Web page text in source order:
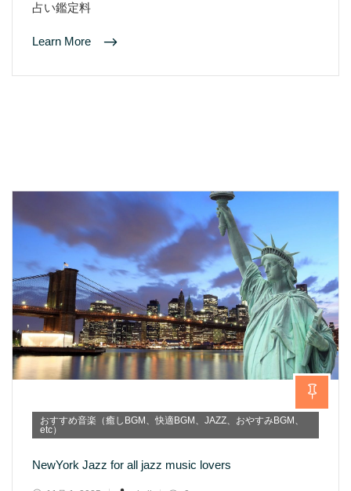
占い鑑定料
Learn More
おすすめ音楽（癒しBGM、快適BGM、JAZZ、おやすみBGM、
etc）
NewYork Jazz for all jazz music lovers